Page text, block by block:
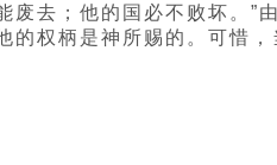
废去；他的国必不败坏。”
的权柄是神所赐的。可惜